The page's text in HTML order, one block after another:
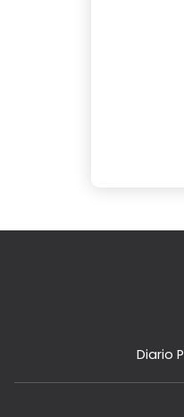
Diario